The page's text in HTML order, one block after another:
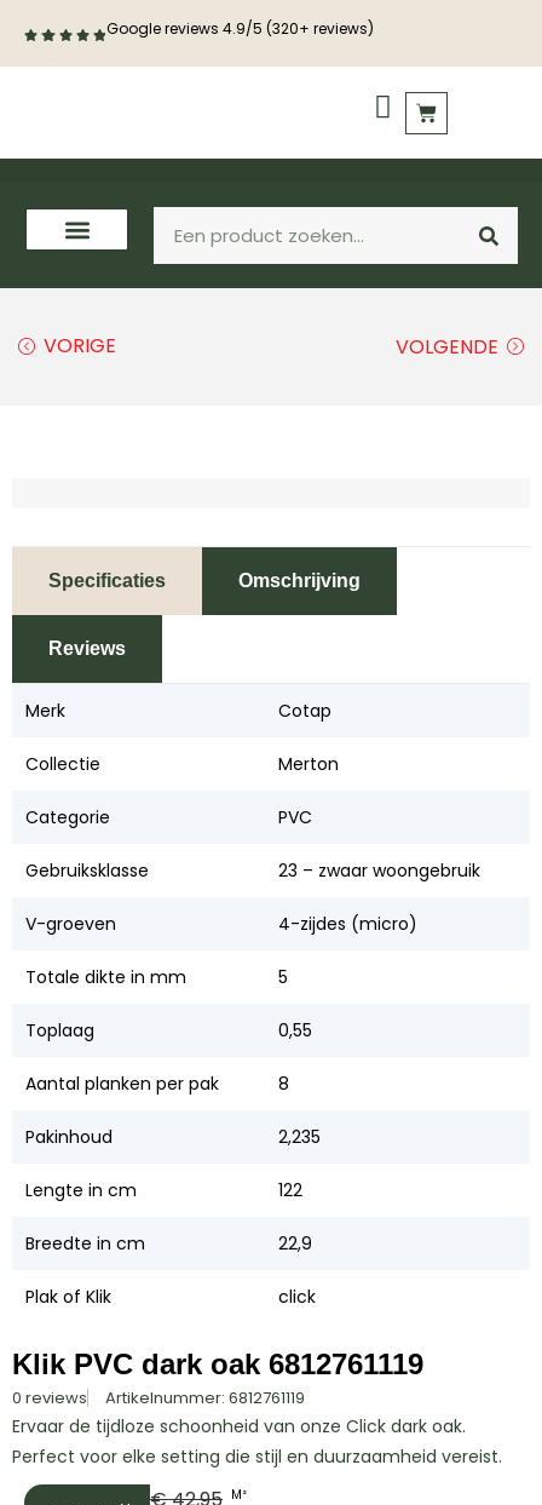
Google reviews 4.9/5 (320+ reviews)
VORIGE VOLGENDE
Specificaties Omschrijving
Reviews
Merk Cotap
Collectie Merton
Categorie PVC
Gebruiksklasse 23 – zwaar woongebruik
V-groeven 4-zijdes (micro)
Totale dikte in mm 5
Toplaag 0,55
Aantal planken per pak 8
Pakinhoud 2,235
Lengte in cm 122
Breedte in cm 22,9
Plak of Klik click
Klik PVC dark oak 6812761119
0 reviews Artikelnummer: 6812761119
Ervaar de tijdloze schoonheid van onze Click dark oak.
Perfect voor elke setting die stijl en duurzaamheid vereist.
€42,95 M²